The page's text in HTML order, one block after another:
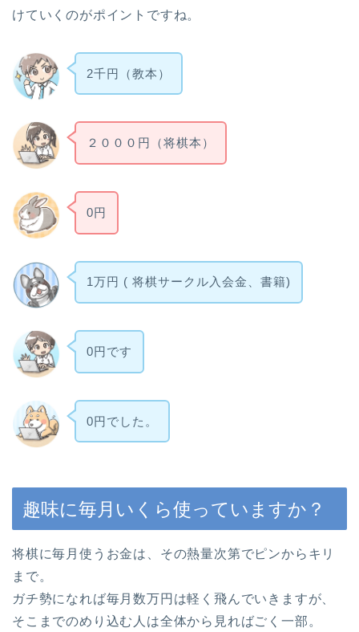
けていくのがポイントですね。
2千円（教本）
２０００円（将棋本）
0円
1万円 ( 将棋サークル入会金、書籍)
0円です
0円でした。
趣味に毎月いくら使っていますか？
将棋に毎月使うお金は、その熱量次第でピンからキリ
まで。
ガチ勢になれば毎月数万円は軽く飛んでいきますが、
そこまでのめり込む人は全体から見ればごく一部。